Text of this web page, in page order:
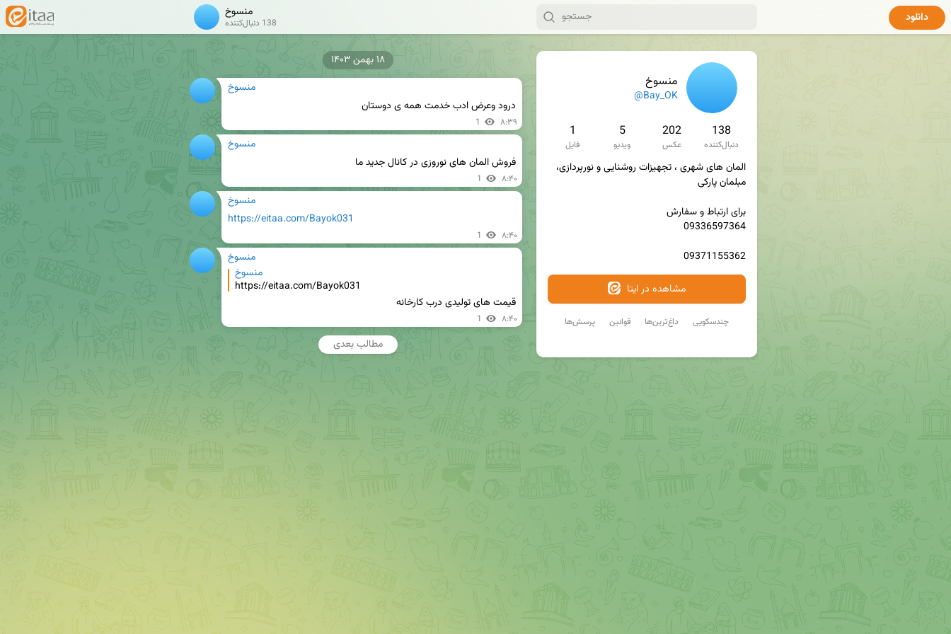
منسوخ
@Bay_OK
138
دنبال‌کننده
202
عکس
5
ویدیو
1
فایل
09371155362
مشاهده در ایتا
پرسش‌ها قوانین داغ‌ترین‌ها چندسکویی
منسوخ
138 دنبال‌کننده دانلود
منسوخ
درود وعرض ادب خدمت همه ی دوستان
1 ۸:۳۹
۱۸ بهمن ۱۴۰۳
منسوخ
فروش المان های نوروزی در کانال جدید ما
1 ۸:۴۰
منسوخ
https://eitaa.com/Bayok031
1 ۸:۴۰
منسوخ
منسوخ
https://eitaa.com/Bayok031
قیمت های تولیدی درب کارخانه
1 ۸:۴۰
مطالب بعدی